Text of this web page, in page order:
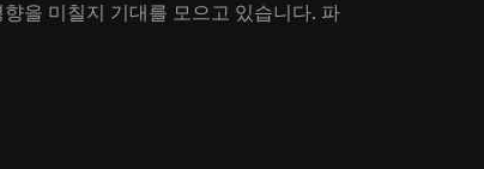
을 미칠지 기대를 모으고 있습니다. 파